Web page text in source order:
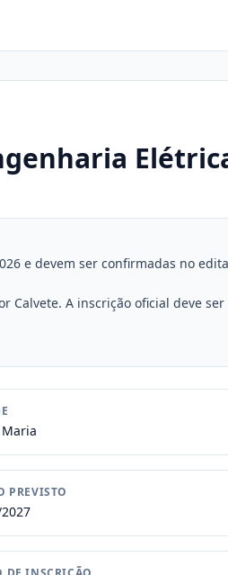
e devem ser confirmadas no
Calvete. A inscrição oficial deve ser
PREVISTO